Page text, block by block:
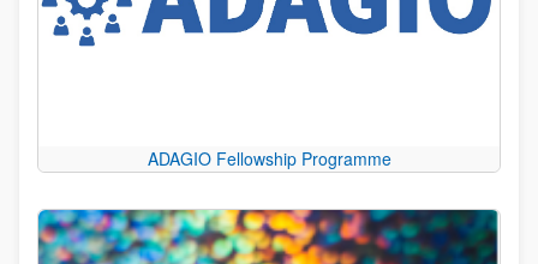
ADAGIO Fellowship Programme